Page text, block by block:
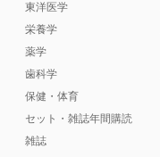
東洋医学
栄養学
薬学
歯科学
保健・体育
セット・雑誌年間購読
雑誌